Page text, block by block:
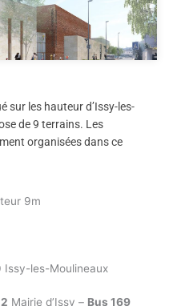
sur les hauteur d’Issy-les-
de 9 terrains. Les
organisées dans ce
9m
Issy-les-Moulineaux
Mairie d’Issy – Bus 169